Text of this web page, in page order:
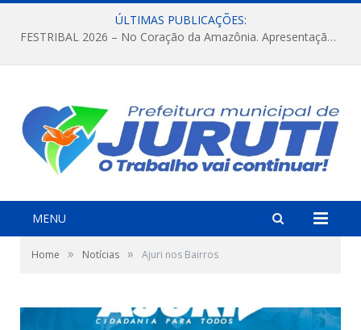
ÚLTIMAS PUBLICAÇÕES:
FESTRIBAL 2026 – No Coração da Amazônia. Apresentação da Munduruku.
MENU
Home » Notícias » Ajuri nos Bairros